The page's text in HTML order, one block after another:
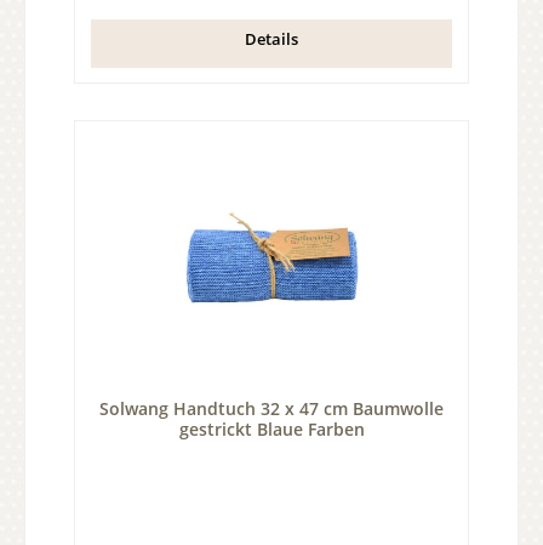
Details
Solwang Handtuch 32 x 47 cm Baumwolle
gestrickt Blaue Farben